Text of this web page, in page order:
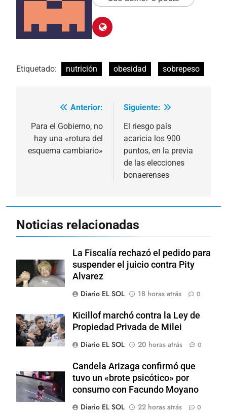
Etiquetado: nutrición obesidad sobrepeso
Navegación
de
entradas
Anterior:
Para el Gobierno, no
hay una «rotura del
esquema cambiario»
Siguiente:
El riesgo país
acaricia los 900
puntos, en la previa
de las elecciones
bonaerenses
Noticias relacionadas
La Fiscalía rechazó el pedido para
suspender el juicio contra Pity
Alvarez
Diario EL SOL
18 horas atrás 0
Kicillof marchó contra la Ley de
Propiedad Privada de Milei
Diario EL SOL
20 horas atrás 0
Candela Arizaga confirmó que
tuvo un «brote psicótico» por
consumo con Facundo Moyano
Diario EL SOL
22 horas atrás 0